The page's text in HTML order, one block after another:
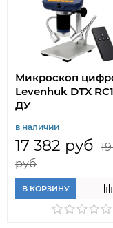
Микроскоп
Levenhuk DTX
ДУ
в наличии
17 382 руб
руб
В КОРЗИНУ